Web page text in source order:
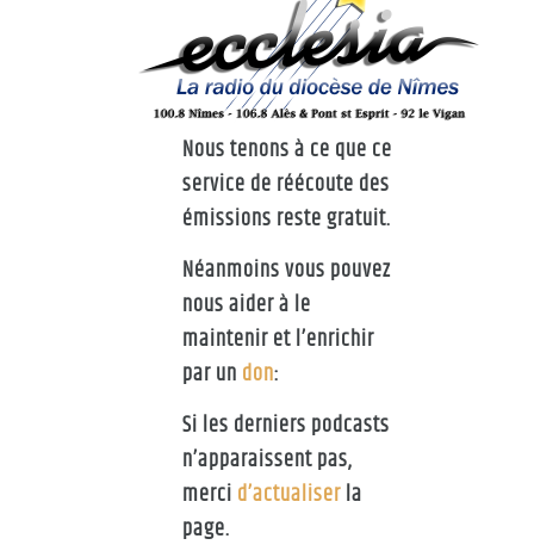
Nous tenons à ce que ce
service de réécoute des
émissions reste gratuit.
Néanmoins vous pouvez
nous aider à le
maintenir et l’enrichir
par un don:
Si les derniers podcasts
n’apparaissent pas,
merci d’actualiserla
page.